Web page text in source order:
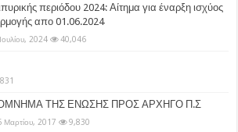
περιόδου 2024: Αίτημα για έναρξη ισχύος
απο 01.06.2024
2024 40,046
ΤΗΣ ΕΝΩΣΗΣ ΠΡΟΣ ΑΡΧΗΓΟ Π.Σ
Μαρτίου, 2017 9,830